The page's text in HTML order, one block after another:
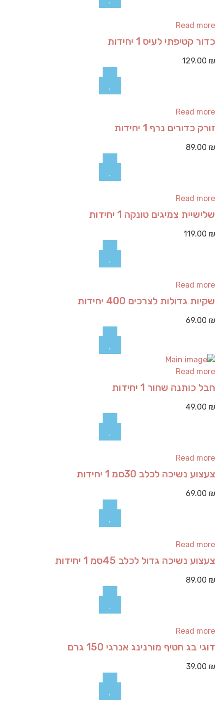
Read more
כדור קטיפתי לעיס 1 יחידות
129.00 ₪
Read more
זורק כדורים נרף 1 יחידות
89.00 ₪
Read more
שלישיית צמיגים טונקה 1 יחידות
119.00 ₪
Read more
שקיות גדולות לצרכים 400 יחידות
69.00 ₪
Read more
חבל כותנה שחור 1 יחידות
49.00 ₪
Read more
צעצוע נשיכה לכלב 30סמ 1 יחידות
69.00 ₪
Read more
צעצוע נשיכה גדול לכלב 45סמ 1 יחידות
89.00 ₪
Read more
דוגי בג חטיף מורנינג אנרגי 150 גרם
39.00 ₪